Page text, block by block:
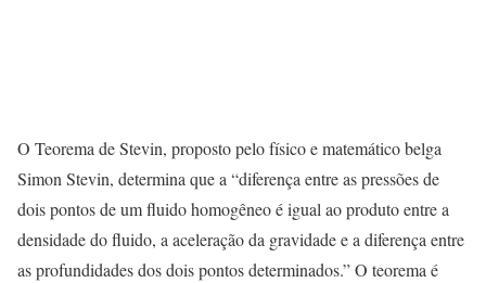
O Teorema de Stevin, proposto pelo físico e matemático belga
Simon Stevin, determina que a “diferença entre as pressões de
dois pontos de um fluido homogêneo é igual ao produto entre a
densidade do fluido, a aceleração da gravidade e a diferença entre
as profundidades dos dois pontos determinados.” O teorema é